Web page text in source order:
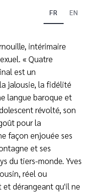
FR EN
intérimaire
« Quatre
est un
jalousie, la fidélité
langue baroque et
révolté, son
pour la
façon enjouée ses
et ses
du tiers-monde. Yves
réel ou
et dérangeant qu'il ne